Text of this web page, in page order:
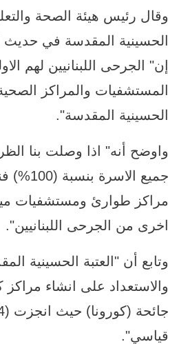
وقال رئيس هيئة الصحة
الحسينية المقدسة في حديث
إن" الجرحى اللبنانيين لهم
المستشفيات والمراكز الصحية
الحسينية المقدسة".
واوضح أنه" اذا وصلت بنا
جميع
مراكز طوارئ ومستشفيات
اخرى من الجرحى اللبنانيين".
وتابع أن "العتبة الحسينية
والاستعداد على انشاء
قياسي".